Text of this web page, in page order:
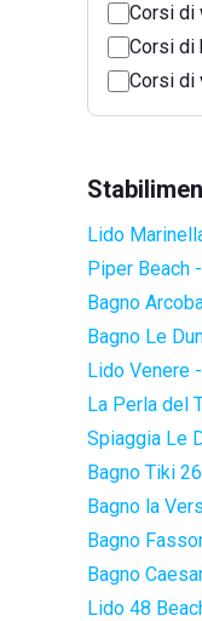
Corsi di
Corsi di
Corsi di
Lido
Piper Beach
Bagno
Bagno Le
Lido Venere
La Perla del
Spiaggia Le
Bagno Tiki
Bagno la
Bagno
Bagno
Lido 48